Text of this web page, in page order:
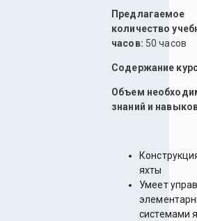
Предлагаемое
количество
часов: 50 часов
Содержание
Объем
знаний и
яхты
Умеет
системами